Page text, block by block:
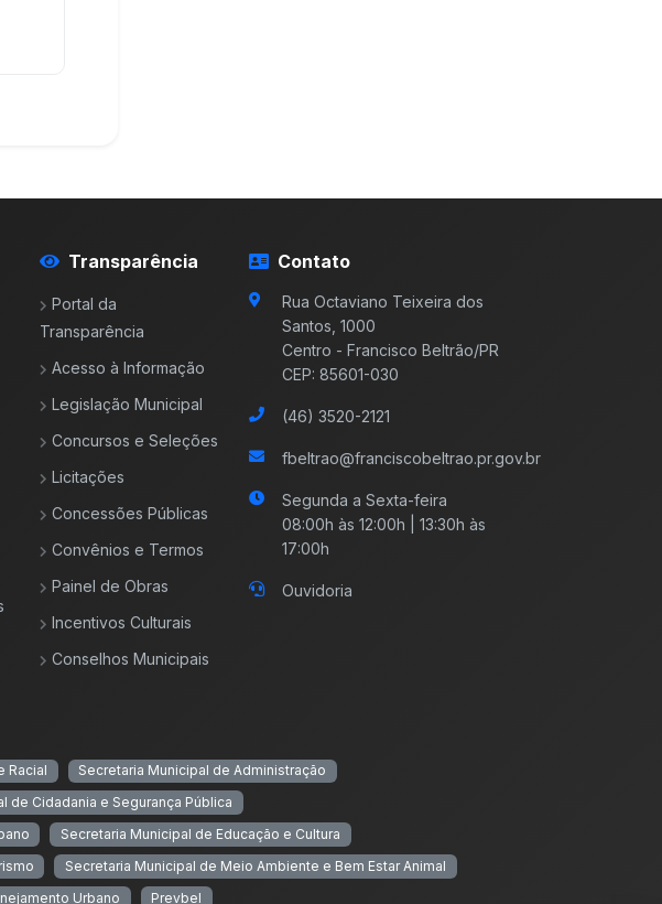
Transparência
Portal da
Transparência
Acesso à Informação
Legislação Municipal
Concursos e Seleções
Licitações
Concessões Públicas
Convênios e Termos
Painel de Obras
Incentivos Culturais
Conselhos Municipais
Contato
Rua Octaviano Teixeira dos
Santos, 1000
Centro - Francisco Beltrão/PR
CEP: 85601-030
(46) 3520-2121
fbeltrao@franciscobeltrao.pr.gov.br
Segunda a Sexta-feira
08:00h às 12:00h | 13:30h às
17:00h
Ouvidoria
Racial
Secretaria Municipal de Administração
de Cidadania e Segurança Pública
Secretaria Municipal de Educação e Cultura
Secretaria Municipal de Meio Ambiente e Bem Estar Animal
Urbano Prevbel